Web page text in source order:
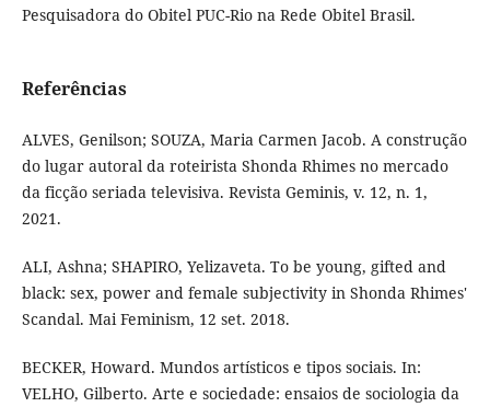
Pesquisadora do Obitel PUC-Rio na Rede Obitel Brasil.
Referências
ALVES, Genilson; SOUZA, Maria Carmen Jacob. A construção
do lugar autoral da roteirista Shonda Rhimes no mercado
da ficção seriada televisiva. Revista Geminis, v. 12, n. 1,
2021.
ALI, Ashna; SHAPIRO, Yelizaveta. To be young, gifted and
black: sex, power and female subjectivity in Shonda Rhimes'
Scandal. Mai Feminism, 12 set. 2018.
BECKER, Howard. Mundos artísticos e tipos sociais. In:
VELHO, Gilberto. Arte e sociedade: ensaios de sociologia da